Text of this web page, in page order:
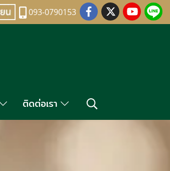
093-0790153
ติดต่อเรา